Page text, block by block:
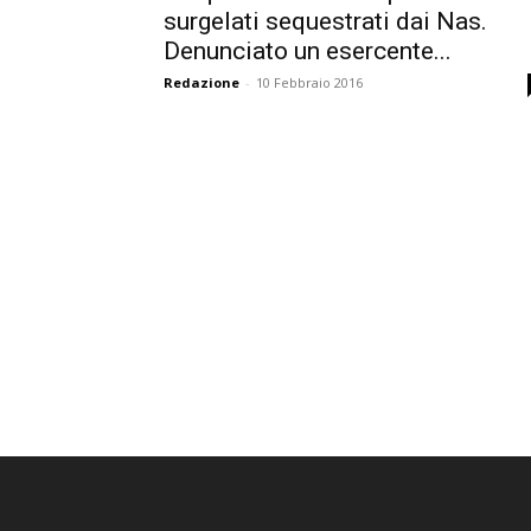
surgelati sequestrati dai Nas.
Denunciato un esercente...
Redazione - 10 Febbraio 2016